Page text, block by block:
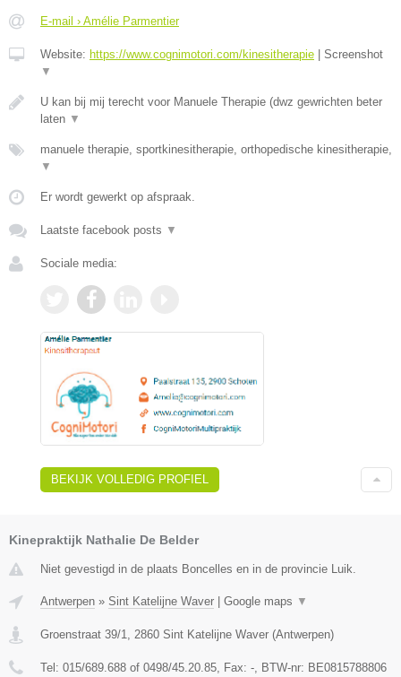
E-mail › Amélie Parmentier
Website: https://www.cognimotori.com/kinesitherapie
Screenshot
▼
U kan bij mij terecht voor Manuele Therapie (dwz gewrichten beter
laten ▼
manuele therapie, sportkinesitherapie, orthopedische kinesitherapie,
▼
Er wordt gewerkt op afspraak.
Laatste facebook posts ▼
Sociale media:
BEKIJK VOLLEDIG PROFIEL
Kinepraktijk Nathalie De Belder
Niet gevestigd in de plaats Boncelles en in de provincie Luik.
Antwerpen » Sint Katelijne Waver Google maps ▼
Groenstraat 39/1 2860 Sint Katelijne Waver (Antwerpen)
Tel: 015/689.688 of 0498/45.20.85 , Fax: - , BTW-nr: BE0815788806